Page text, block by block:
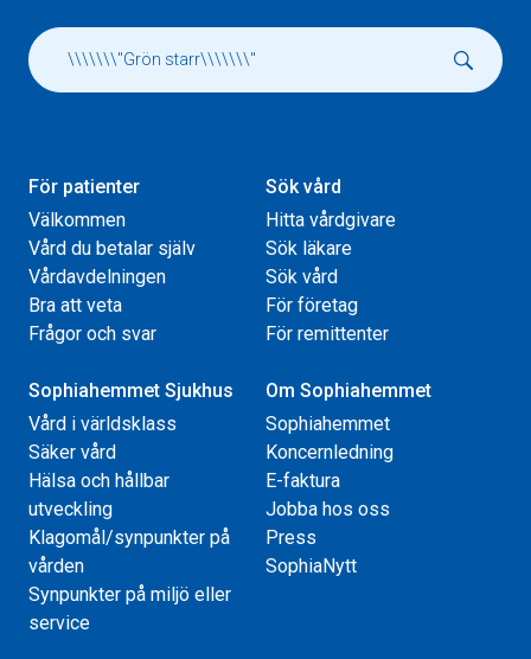
För patienter
Välkommen
Vård du betalar själv
Vårdavdelningen
Bra att veta
Frågor och svar
Sök vård
Hitta vårdgivare
Sök läkare
Sök vård
För företag
För remittenter
Sophiahemmet Sjukhus
Vård i världsklass
Säker vård
Hälsa och hållbar
utveckling
Klagomål/synpunkter på
vården
Synpunkter på miljö eller
service
Om Sophiahemmet
Sophiahemmet
Koncernledning
E-faktura
Jobba hos oss
Press
SophiaNytt